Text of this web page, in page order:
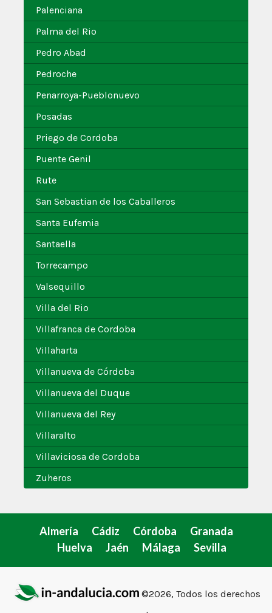
Palenciana
Palma del Rio
Pedro Abad
Pedroche
Penarroya-Pueblonuevo
Posadas
Priego de Cordoba
Puente Genil
Rute
San Sebastian de los Caballeros
Santa Eufemia
Santaella
Torrecampo
Valsequillo
Villa del Rio
Villafranca de Cordoba
Villaharta
Villanueva de Córdoba
Villanueva del Duque
Villanueva del Rey
Villaralto
Villaviciosa de Cordoba
Zuheros
Almería Cádiz Córdoba
Granada
Huelva
Jaén Málaga Sevilla
©2026, Todos los derechos